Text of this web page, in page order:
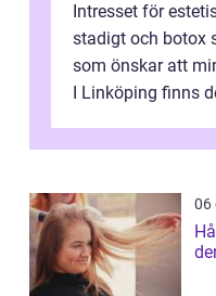
Intresset för
stadigt och botox
som önskar att
I Linköping finns
06